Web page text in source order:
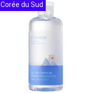
Corée du Sud